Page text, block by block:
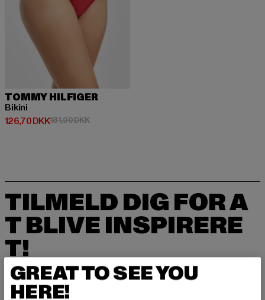
TOMMY HILFIGER
Bikini
126,70 DKK
Nuværende pris: 126,70 DKK
181,00 DKKKampagnepris: 181,00 DKK
TILMELD DIG FOR A
T BLIVE INSPIRERE
T!
Tilmeld dig vores nyhedsbrev her og modtag f
remtidige oplysninger om aktuelle trends, tilbu
GREAT TO SEE YOU
HERE!